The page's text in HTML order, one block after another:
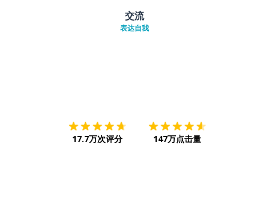
交流
表达自我
17.7万次评分 147万点击量